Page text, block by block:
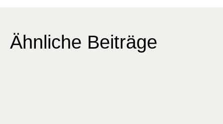
Ähnliche Beiträge